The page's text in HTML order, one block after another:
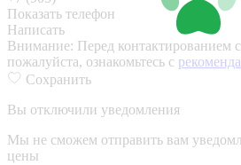
Показать телефон
Написать
Внимание: Перед контактированием
пожалуйста, ознакомьтесь с
Сохранить
Вы отключили уведомления
Мы не сможем отправить вам
цены